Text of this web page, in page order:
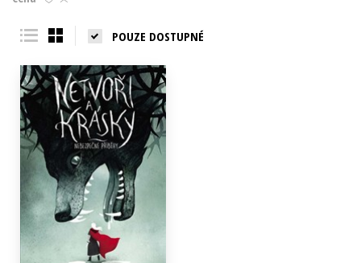
Young adult (SK)
POUZE DOSTUPNÉ